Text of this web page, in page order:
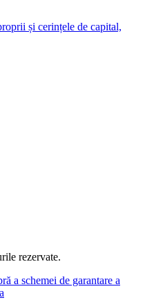
și cerințele de capital,
rezervate.
a schemei de garantare a